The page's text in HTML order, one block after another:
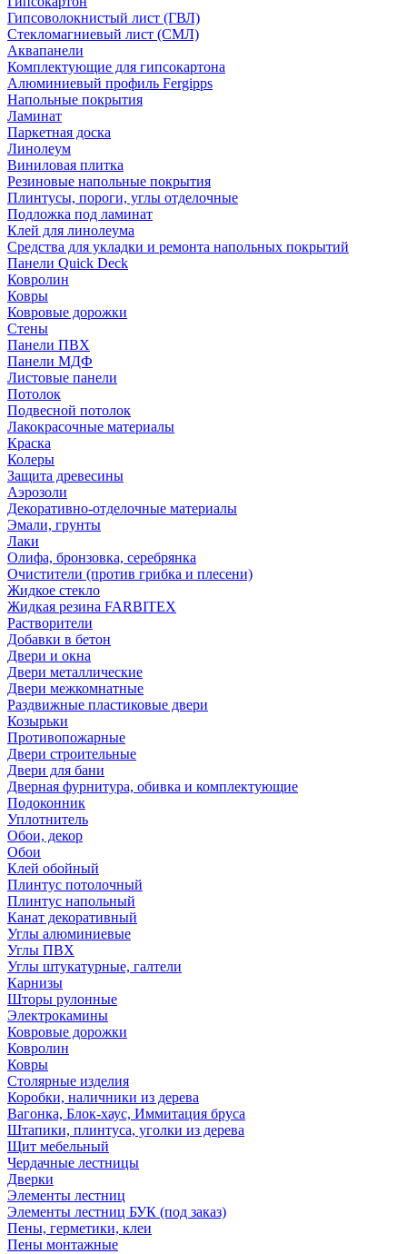
Гипсоволокнистый лист (ГВЛ)
Стекломагниевый лист (СМЛ)
Аквапанели
Комплектующие для гипсокартона
Алюминиевый профиль Fergipps
Напольные покрытия
Ламинат
Паркетная доска
Линолеум
Виниловая плитка
Резиновые напольные покрытия
Плинтусы, пороги, углы отделочные
Подложка под ламинат
Клей для линолеума
Средства для укладки и ремонта напольных покрытий
Панели Quick Deck
Ковролин
Ковры
Ковровые дорожки
Стены
Панели ПВХ
Панели МДФ
Листовые панели
Потолок
Подвесной потолок
Лакокрасочные материалы
Краска
Колеры
Защита древесины
Аэрозоли
Декоративно-отделочные материалы
Эмали, грунты
Лаки
Олифа, бронзовка, серебрянка
Очистители (против грибка и плесени)
Жидкое стекло
Жидкая резина FARBITEX
Растворители
Добавки в бетон
Двери и окна
Двери металлические
Двери межкомнатные
Раздвижные пластиковые двери
Козырьки
Противопожарные
Двери строительные
Двери для бани
Дверная фурнитура, обивка и комплектующие
Подоконник
Уплотнитель
Обои, декор
Обои
Клей обойный
Плинтус потолочный
Плинтус напольный
Канат декоративный
Углы алюминиевые
Углы ПВХ
Углы штукатурные, галтели
Карнизы
Шторы рулонные
Электрокамины
Ковровые дорожки
Ковролин
Ковры
Столярные изделия
Коробки, наличники из дерева
Вагонка, Блок-хаус, Иммитация бруса
Штапики, плинтуса, уголки из дерева
Щит мебельный
Чердачные лестницы
Дверки
Элементы лестниц
Элементы лестниц БУК (под заказ)
Пены, герметики, клеи
Пены монтажные